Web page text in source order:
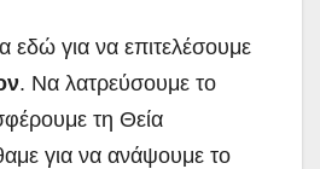
για να επιτελέσουμε
. Να λατρεύσουμε το
τη Θεία
για να ανάψουμε το